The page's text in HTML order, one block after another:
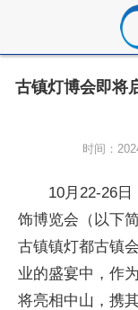
古镇灯博会即将
时间：
10月22-26
饰博览会（以下
古镇镇灯都古镇
业的盛宴中，作
将亮相中山，携